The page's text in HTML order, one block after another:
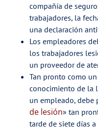
compañía de
trabajadores, la
una declaración
Los empleadores
los trabajadores
un proveedor de
Tan pronto como
conocimiento de la
un empleado, debe
de lesión» tan
tarde de siete días